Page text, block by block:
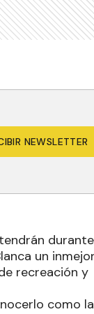
NEWSLETTER
un
recreación y
como